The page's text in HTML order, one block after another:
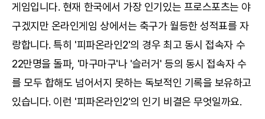
게임입니다. 현재 한국에서 가장 인기있는 프로스포츠는 야
구겠지만 온라인게임 상에서는 축구가 월등한 성적표를 자
랑합니다. 특히 '피파온라인2'의 경우 최고 동시 접속자 수
22만명을 돌파, '마구마구'나 '슬러거' 등의 동시 접속자 수
를 모두 합해도 넘어서지 못하는 독보적인 기록을 보유하고
있습니다. 이런 '피파온라인2'의 인기 비결은 무엇일까요.